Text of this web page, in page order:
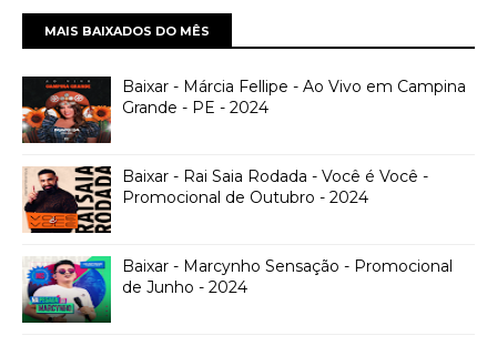
MAIS BAIXADOS DO MÊS
Baixar - Márcia Fellipe - Ao Vivo em Campina
Grande - PE - 2024
Baixar - Rai Saia Rodada - Você é Você -
Promocional de Outubro - 2024
Baixar - Marcynho Sensação - Promocional
de Junho - 2024